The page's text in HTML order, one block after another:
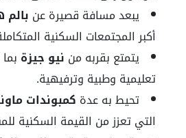
يبعد مسافة قصيرة عن بالم
أكبر المجتمعات السكنية
يتمتع بقربه من نيو جيزة
تعليمية وطبية وترفيهية.
تحيط به عدة كمبوندات
التي تعزز من القيمة السكنية